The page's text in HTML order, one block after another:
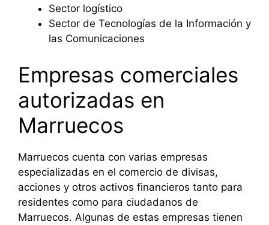
Sector logístico
Sector de Tecnologías de la Información y
las Comunicaciones
Empresas comerciales
autorizadas en
Marruecos
Marruecos cuenta con varias empresas
especializadas en el comercio de divisas,
acciones y otros activos financieros tanto para
residentes como para ciudadanos de
Marruecos. Algunas de estas empresas tienen